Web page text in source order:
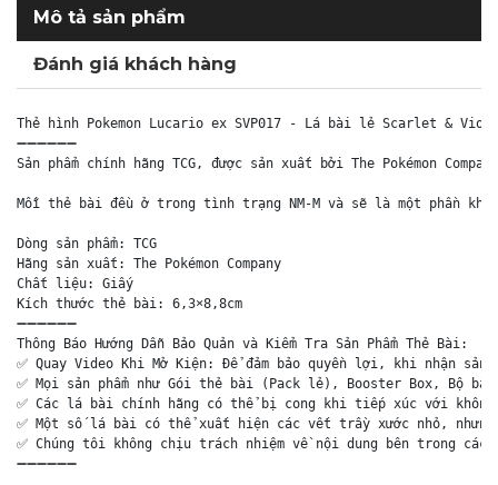
Mô tả sản phẩm
Đánh giá khách hàng
Thẻ hình Pokemon Lucario ex SVP017 - Lá bài lẻ Scarlet &
➖➖➖➖➖➖
Sản phẩm chính hãng TCG, được sản xuất bởi The Pokémon
Mỗi thẻ bài đều ở trong tình trạng NM-M và sẽ là một phần
Dòng sản phẩm: TCG
Hãng sản xuất: The Pokémon Company
Chất liệu: Giấy
Kích thước thẻ bài: 6,3×8,8cm
➖➖➖➖➖➖
Thông Báo Hướng Dẫn Bảo Quản và Kiểm Tra Sản Phẩm Thẻ Bài:
✅ Quay Video Khi Mở Kiện: Để đảm bảo quyền lợi, khi nhận
✅ Mọi sản phẩm như Gói thẻ bài (Pack lẻ), Booster Box, Bộ
✅ Các lá bài chính hãng có thể bị cong khi tiếp xúc với
✅ Một số lá bài có thể xuất hiện các vết trầy xước nhỏ,
✅ Chúng tôi không chịu trách nhiệm về nội dung bên trong
➖➖➖➖➖➖